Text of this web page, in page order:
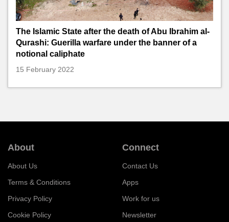
The Islamic State after the death of Abu Ibrahim al-
Qurashi: Guerilla warfare under the banner of a
notional caliphate
15 February 2022
About
About Us
Terms & Conditions
Privacy Policy
Cookie Policy
Connect
Contact Us
Apps
Work for us
Newsletter